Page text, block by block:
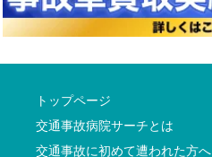
トップページ
交通事故病院サーチとは
交通事故に初めて遭われた方へ